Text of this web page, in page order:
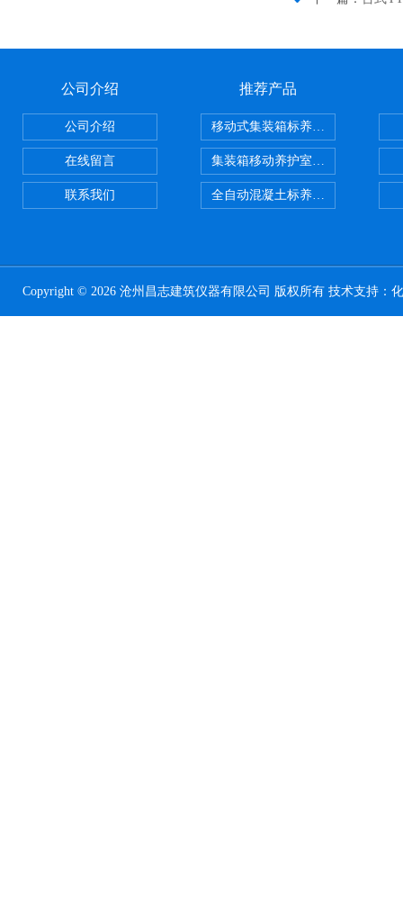
公司介绍
公司介绍
在线留言
联系我们
推荐产品
移动式集装箱标养室 养护室设备
集装箱移动养护室 标养室
全自动混凝土标养室恒温恒湿设备
Copyright © 2026 沧州昌志建筑仪器有限公司 版权所有 技术支持：